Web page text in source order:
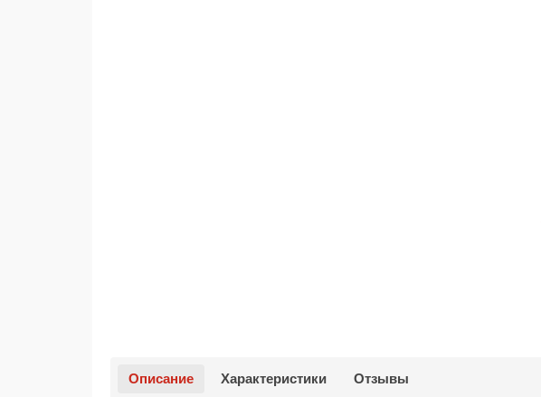
Описание Характеристики Отзывы